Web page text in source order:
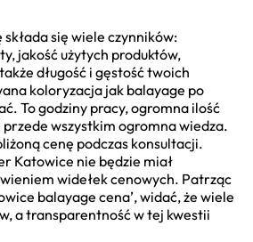
się wiele czynników:
jakość użytych produktów,
długość i gęstość twoich
koloryzacja jak balayage po
To godziny pracy, ogromna ilość
wszystkim ogromna wiedza.
cenę podczas konsultacji.
Katowice nie będzie miał
widełek cenowych. Patrząc
balayage cena’, widać, że wiele
a transparentność w tej kwestii